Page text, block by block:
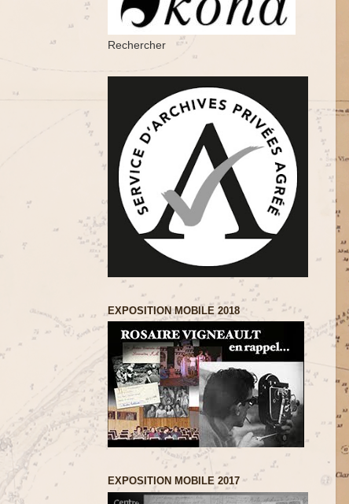
Rechercher
EXPOSITION MOBILE 2018
EXPOSITION MOBILE 2017